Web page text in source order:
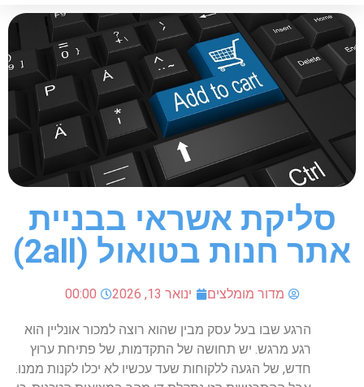
סליקת אשראי בבניית
אתר חנות בטואול (2all)
מדור מומלצים ינואר 13, 2026 00:00
הרגע שבו בעל עסק מבין שהוא רוצה למכור אונליין הוא
רגע מרגש. יש תחושה של התקדמות, של פתיחת ערוץ
חדש, של הגעה ללקוחות שעד עכשיו לא יכלו לקנות ממנו.